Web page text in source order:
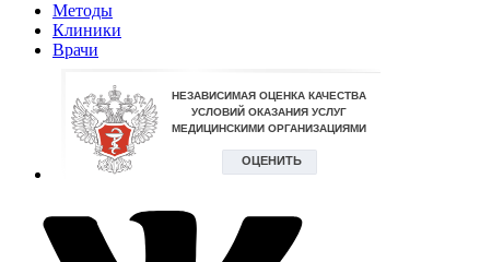
Методы
Клиники
Врачи